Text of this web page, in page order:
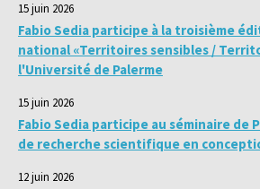
15 juin 2026
Fabio Sedia participe à la troisième
national «Territoires sensibles /
l'Université de Palerme
15 juin 2026
Fabio Sedia participe au séminaire de
de recherche scientifique en
12 juin 2026